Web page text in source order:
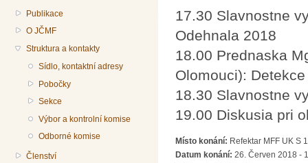
Publikace
O JČMF
Struktura a kontakty
Sídlo, kontaktní adresy
Pobočky
Sekce
Výbor a kontrolní komise
Odborné komise
Členství
17.30 Slavnostne
Odehnala 2018
18.00 Prednaska
Olomouci):
18.30 Slavnostne
19.00 Diskusia pri
Místo konání: Refektar MFF UK S
Datum konání: 26. Červen 2018 -